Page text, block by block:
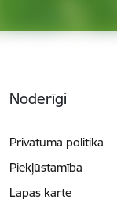
Noderīgi
Privātuma politika
Piekļūstamība
Lapas karte